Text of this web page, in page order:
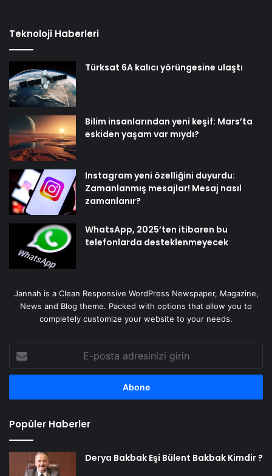
Teknoloji Haberleri
Türksat 6A kalıcı yörüngesine ulaştı
Bilim insanlarından yeni keşif: Mars’ta
eskiden yaşam var mıydı?
Instagram yeni özelliğini duyurdu:
Zamanlanmış mesajlar! Mesaj nasıl
zamanlanır?
WhatsApp, 2025’ten itibaren bu
telefonlarda desteklenmeyecek
Jannah is a Clean Responsive WordPress Newspaper, Magazine,
News and Blog theme. Packed with options that allow you to
completely customize your website to your needs.
posta
adresinizi
Popüler Haberler
Derya Bakbak Eşi Bülent Bakbak Kimdir ?